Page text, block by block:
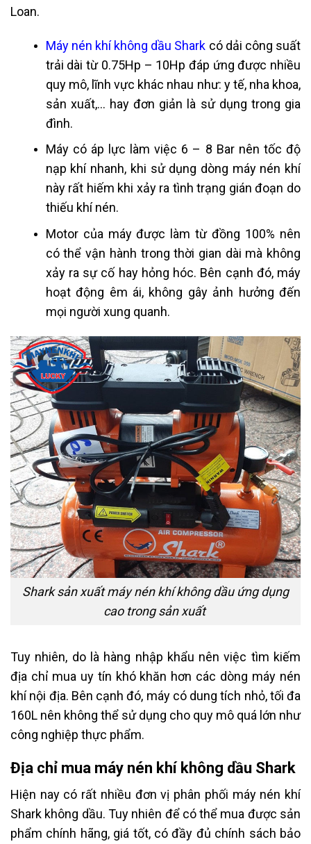
Loan.
Máy nén khí không dầu Shark có dải công suất
trải dài từ 0.75Hp – 10Hp đáp ứng được nhiều
quy mô, lĩnh vực khác nhau như: ytế, nha khoa,
sản xuất,… hay đơn giản là sử dụng trong gia
đình.
Máy có áp lực làm việc 6 – 8 Bar nên tốc độ
nạp khí nhanh, khi sử dụng dòng máy nén khí
này rất hiếm khi xảy ra tình trạng gián đoạn do
thiếu khí nén.
Motor của máy được làm từ đồng 100% nên
có thể vận hành trong thời gian dài mà không
xảy ra sự cố hay hỏng hóc. Bên cạnh đó, máy
hoạt động êm ái, không gây ảnh hưởng đến
mọi người xung quanh.
Shark sản xuất máy nén khí không dầu ứng dụng
cao trong sản xuất
Tuy nhiên, do là hàng nhập khẩu nên việc tìm kiếm
địa chỉ mua uy tín khó khăn hơn các dòng máy nén
khí nội địa. Bên cạnh đó, máy có dung tích nhỏ, tối đa
160L nên không thể sử dụng cho quy mô quá lớn như
công nghiệp thực phẩm.
Địa chỉ mua máy nén khí không dầu Shark
Hiện nay có rất nhiều đơn vị phân phối máy nén khí
Shark không dầu. Tuy nhiên để có thể mua được sản
phẩm chính hãng, giá tốt, có đầy đủ chính sách bảo